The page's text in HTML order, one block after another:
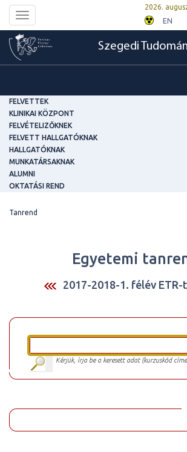
Toggle
navigation
2026.
EN
Szegedi
FELVETTEK
KLINIKAI KÖZPONT
FELVÉTELIZŐKNEK
FELVETT HALLGATÓKNAK
HALLGATÓKNAK
MUNKATÁRSAKNAK
ALUMNI
OKTATÁSI REND
Tanrend
Egyetemi
2017-2018-1. félév ETR-
Kérjük, írja be a keresett adat (kurzuskód